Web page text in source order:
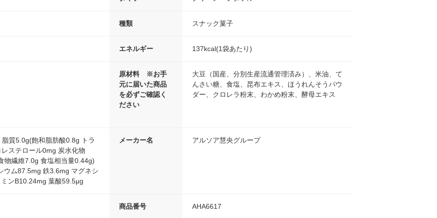
種類 スナック菓子
エネルギー 137kcal(1袋あたり)
原材料 ※お手
元に届いた商品
を必ずご確認く
ださい
大豆（国産、分別生産流通管理済み）、米油、て
んさい糖、食塩、昆布エキス、ほうれんそうパウ
ダー、クロレラ粉末、わかめ粉末、酵母エキス
質5.0g(飽和脂肪酸0.8g トラ
ステロール0mg 炭水化物
物繊維7.0g 食塩相当量0.44g)
ウム87.5mg 鉄3.6mg マグネシ
ンB10.24mg 葉酸59.5μg
メーカー名 アルソア慧央グループ
商品番号 AHA6617